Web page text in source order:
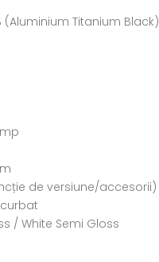
(Aluminium Titanium Black)
de versiune/accesorii)
/ White Semi Gloss